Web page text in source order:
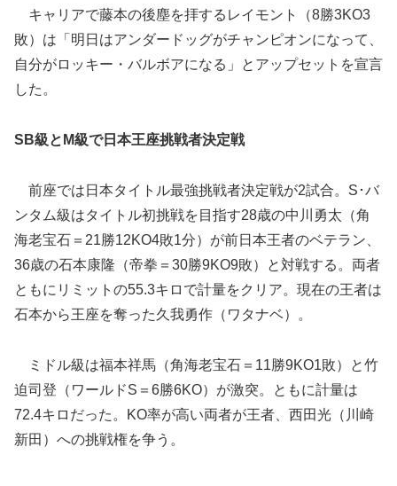
キャリアで藤本の後塵を拝するレイモント（8勝3KO3
敗）は「明日はアンダードッグがチャンピオンになって、
自分がロッキー・バルボアになる」とアップセットを宣言
した。
SB級とM級で日本王座挑戦者決定戦
前座では日本タイトル最強挑戦者決定戦が2試合。S･バ
ンタム級はタイトル初挑戦を目指す28歳の中川勇太（角
海老宝石＝21勝12KO4敗1分）が前日本王者のベテラン、
36歳の石本康隆（帝拳＝30勝9KO9敗）と対戦する。両者
ともにリミットの55.3キロで計量をクリア。現在の王者は
石本から王座を奪った久我勇作（ワタナベ）。
ミドル級は福本祥馬（角海老宝石＝11勝9KO1敗）と竹
迫司登（ワールドS＝6勝6KO）が激突。ともに計量は
72.4キロだった。KO率が高い両者が王者、西田光（川崎
新田）への挑戦権を争う。